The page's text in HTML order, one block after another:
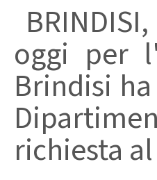
oggi per
Brindisi
richiesta